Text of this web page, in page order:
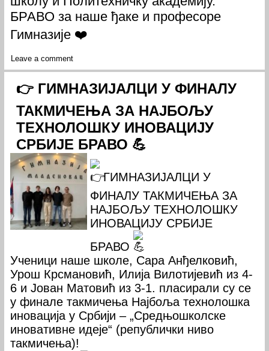
БРАВО за наше ђаке и професоре
Гимназије ❤️
Leave a comment
👉 ГИМНАЗИЈАЛЦИ У ФИНАЛУ
ТАКМИЧЕЊА ЗА НАЈБОЉУ
ТЕХНОЛОШКУ ИНОВАЦИЈУ
СРБИЈЕ БРАВО 💪
ГИМНАЗИЈАЛЦИ У
ФИНАЛУ ТАКМИЧЕЊА ЗА
НАЈБОЉУ ТЕХНОЛОШКУ
ИНОВАЦИЈУ СРБИЈЕ
БРАВО
Ученици наше школе, Сара Анђелковић,
Урош Крсмановић, Илија Вилотијевић из 4-
6 и Јован Матовић из 3-1. пласирали су се
у финале такмичења Најбоља технолошка
иновација у Србији – „Средњошколске
иновативне идеје“ (републички ниво
такмичења)!